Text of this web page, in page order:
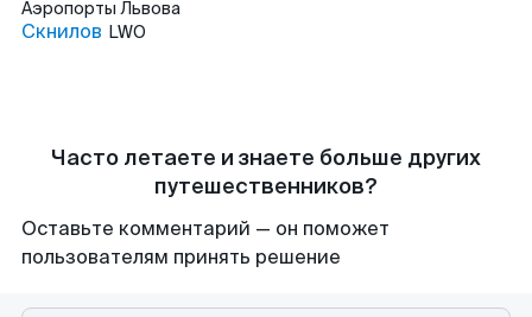
Аэропорты Львова
Скнилов LWO
Часто летаете и знаете больше других
путешественников?
Оставьте комментарий — он поможет
пользователям принять решение